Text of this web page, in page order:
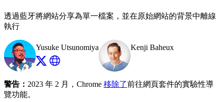
透過藍牙將網站分享為單一檔案，並在原始網站的背景中離線
執行
Yusuke Utsunomiya Kenji Baheux
警告： 2023 年 2 月，Chrome 移除了前往網頁套件的實驗性導
覽功能。